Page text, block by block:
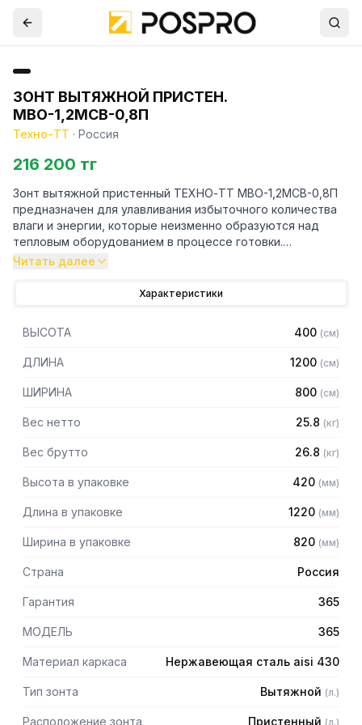
ЗОНТ ВЫТЯЖНОЙ ПРИСТЕН.
МВО-1,2МСВ-0,8П
Техно-ТТ · Россия
216 200 тг
Зонт вытяжной пристенный ТЕХНО-ТТ МВО-1,2МСВ-0,8П
предназначен для улавливания избыточного количества
влаги и энергии, которые неизменно образуются над
тепловым оборудованием в процессе готовки.
капли жира, которые в противном случае оседали бы на
защищает сотрудников горячего цеха.
Особенности:
— Бескаркасный
0,8мм
— Поставляется в собранном виде
Читать далее
Характеристики
ВЫСОТА 400 (см)
ДЛИНА 1200 (см)
ШИРИНА 800 (см)
Вес нетто 25.8 (кг)
Вес брутто 26.8 (кг)
Высота в упаковке 420 (мм)
Длина в упаковке 1220 (мм)
Ширина в упаковке 820 (мм)
Страна Россия
Гарантия 365
МОДЕЛЬ 365
Материал каркаса Нержавеющая сталь aisi 430
Тип зонта Вытяжной (л.)
Расположение зонта Пристенный (л.)